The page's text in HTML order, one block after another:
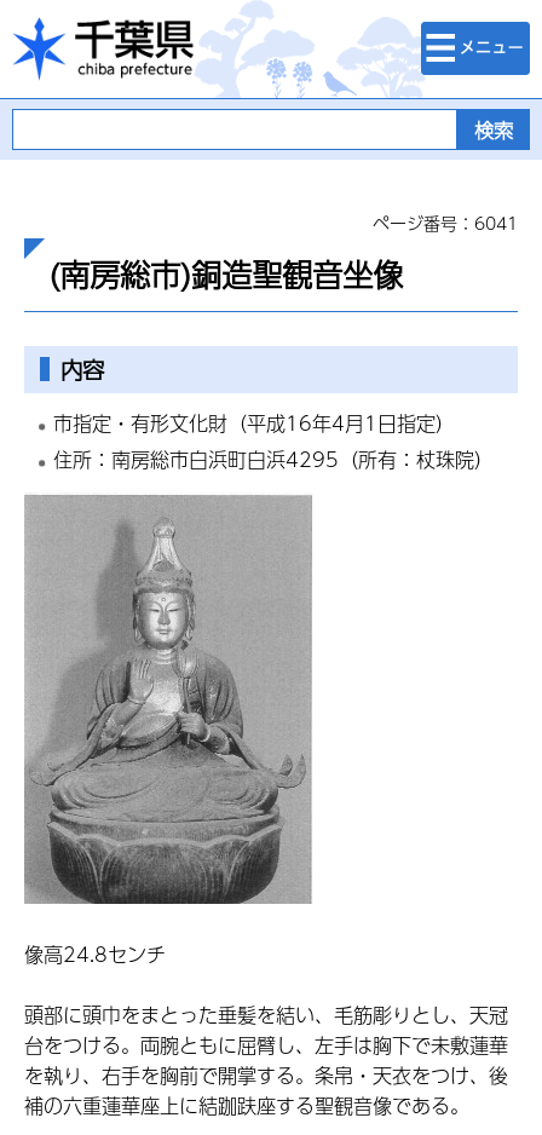
千葉県
検索・メニュ
ー
ページ番号：6041
(南房総市)銅造聖観音坐像
内容
市指定・有形文化財（平成16年4月1日指定）
住所：南房総市白浜町白浜4295（所有：杖珠院）
像高24.8センチ
頭部に頭巾をまとった垂髪を結い、毛筋彫りとし、天冠
台をつける。両腕ともに屈臂し、左手は胸下で未敷蓮華
を執り、右手を胸前で開掌する。条帛・天衣をつけ、後
補の六重蓮華座上に結跏趺座する聖観音像である。